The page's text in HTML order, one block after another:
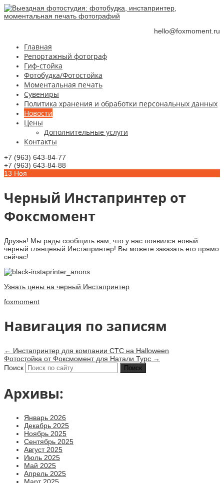
hello@foxmoment.ru
Главная
Репортажный фотограф
Гиф-стойка
Фотобудка/Фотостойка
Моментальная печать
Сувениры
Политика хранения и обработки персональных данных
Новости
Цены
Дополнительные услуги
Контакты
+7 (963) 643-84-77
+7 (963) 643-84-88
13 Ноя
Черный Инстапринтер от
Фоксмомент
Друзья! Мы рады сообщить вам, что у нас появился новый
черный глянцевый Инстапринтер! Вы можете заказать его прямо
сейчас!
Узнать цены на черный Инстапринтер
foxmoment
Навигация по записям
← Инстапринтер для компании СТС на Halloween
Фотостойка от Фоксмомент для Натали Турс →
Поиск
Архивы:
Январь 2026
Декабрь 2025
Ноябрь 2025
Сентябрь 2025
Август 2025
Июль 2025
Май 2025
Апрель 2025